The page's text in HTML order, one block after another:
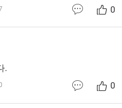
0
.
0